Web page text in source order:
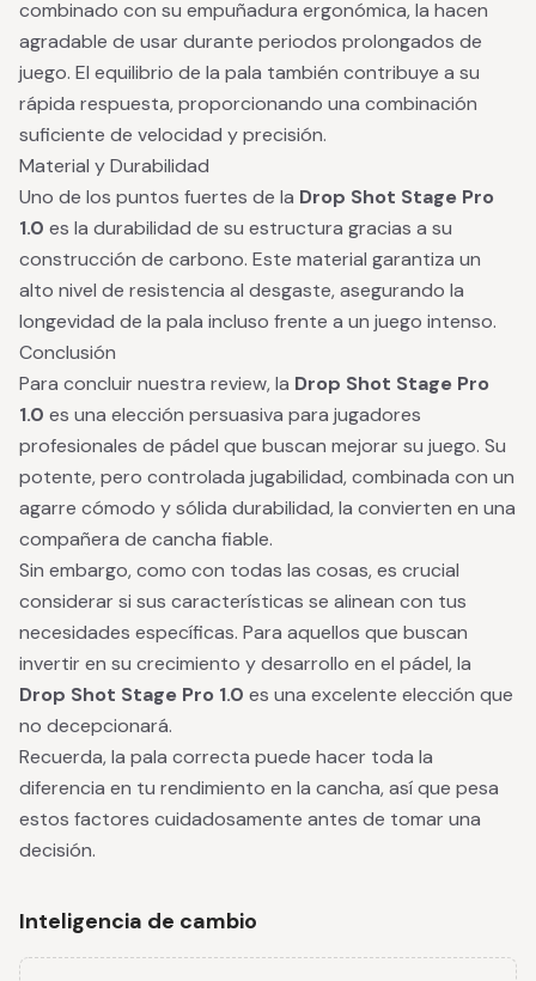
combinado con su empuñadura ergonómica, la hacen
agradable de usar durante periodos prolongados de
juego. El equilibrio de la pala también contribuye a su
rápida respuesta, proporcionando una combinación
suficiente de velocidad y precisión.
Material y Durabilidad
Uno de los puntos fuertes de la Drop Shot Stage Pro
1.0 es la durabilidad de su estructura gracias a su
construcción de carbono. Este material garantiza un
alto nivel de resistencia al desgaste, asegurando la
longevidad de la pala incluso frente a un juego intenso.
Conclusión
Para concluir nuestra review, la Drop Shot Stage Pro
1.0 es una elección persuasiva para jugadores
profesionales de pádel que buscan mejorar su juego. Su
potente, pero controlada jugabilidad, combinada con un
agarre cómodo y sólida durabilidad, la convierten en una
compañera de cancha fiable.
Sin embargo, como con todas las cosas, es crucial
considerar si sus características se alinean con tus
necesidades específicas. Para aquellos que buscan
invertir en su crecimiento y desarrollo en el pádel, la
Drop Shot Stage Pro 1.0 es una excelente elección que
no decepcionará.
Recuerda, la pala correcta puede hacer toda la
diferencia en tu rendimiento en la cancha, así que pesa
estos factores cuidadosamente antes de tomar una
decisión.
Inteligencia de cambio